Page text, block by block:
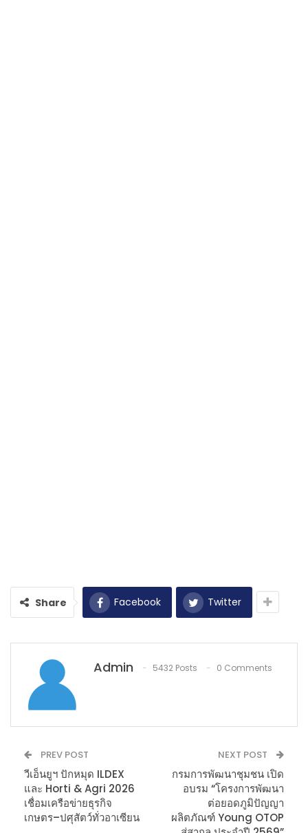
Share Facebook Twitter
Admin 5432 Posts 0 Comments
PREV POST
วีเอ็นยูฯ ปักหมุด ILDEX
และ Horti & Agri 2026
เชื่อมเครือข่ายธุรกิจ
เกษตร–ปศุสัตว์ทั่วอาเซียน
NEXT POST
กรมการพัฒนาชุมชน เปิด
อบรม “โครงการพัฒนา
ต่อยอดภูมิปัญญา
ผลิตภัณฑ์ Young OTOP